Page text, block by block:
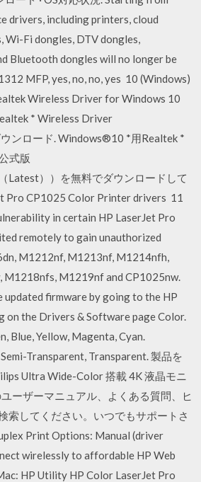
drivers, including printers, cloud
Wi-Fi dongles, DTV dongles,
Bluetooth dongles will no longer be
MFP, yes, no, no, yes 10 (Windows)
Wireless Driver for Windows 10
* Wireless Driver
ンロード. Windows®10 *用Realtek *
式版
Latest））を無料でダウンロードして
Pro CP1025 Color Printer drivers 11
in certain HP LaserJet Pro
remotely to gain unauthorized
M1212nf, M1213nf, M1214nfh,
M1219nf and CP1025nw.
updated firmware by going to the HP
on the Drivers & Software page Color.
Blue, Yellow, Magenta, Cyan.
Transparent, Transparent. 製品を
Ultra Wide-Color 搭載 4K 液晶モニ
ーザーマニュアル、よくある質問、ヒ
索してください。いつでもサポートさ
Print Options: Manual (driver
wirelessly to affordable HP Web
HP Utility HP Color LaserJet Pro